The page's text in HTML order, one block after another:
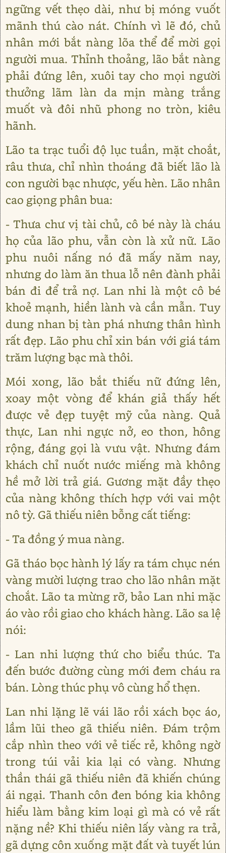
ngững vết thẹo dài, như bị móng vuốt
mãnh thú cào nát. Chính vì lẽ đó, chủ
nhân mới bắt nàng lõa thể để mời gọi
người mua. Thỉnh thoảng, lão bắt nàng
phải đứng lên, xuôi tay cho mọi người
thưởng lãm làn da mịn màng trắng
muốt và đôi nhũ phong no tròn, kiêu
hãnh.
Lão ta trạc tuổi độ lục tuần, mặt choắt,
râu thưa, chỉ nhìn thoáng đã biết lão là
con người bạc nhược, yếu hèn. Lão nhân
cao giọng phân bua:
- Thưa chư vị tài chủ, cô bé này là cháu
họ của lão phu, vẫn còn là xử nữ. Lão
phu nuôi nấng nó đã mấy năm nay,
nhưng do làm ăn thua lỗ nên đành phải
bán đi để trả nợ. Lan nhi là một cô bé
khoẻ mạnh, hiền lành và cần mẫn. Tuy
dung nhan bị tàn phá nhưng thân hình
rất đẹp. Lão phu chỉ xin bán với giá tám
trăm lượng bạc mà thôi.
Mói xong, lão bắt thiếu nữ đứng lên,
xoay một vòng để khán giả thấy hết
được vẻ đẹp tuyệt mỹ của nàng. Quả
thực, Lan nhi ngực nở, eo thon, hông
rộng, đáng gọi là vưu vật. Nhưng đám
khách chỉ nuốt nước miếng mà không
hề mở lời trả giá. Gương mặt đầy thẹo
của nàng không thích hợp với vai một
nô tỳ. Gã thiếu niên bỗng cất tiếng:
- Ta đồng ý mua nàng.
Gã tháo bọc hành lý lấy ra tám chục nén
vàng mười lượng trao cho lão nhân mặt
choắt. Lão ta mừng rỡ, bảo Lan nhi mặc
áo vào rồi giao cho khách hàng. Lão sa lệ
nói:
- Lan nhi lượng thứ cho biểu thúc. Ta
đến bước đường cùng mới đem cháu ra
bán. Lòng thúc phụ vô cùng hổ thẹn.
Lan nhi lặng lẽ vái lão rồi xách bọc áo,
lầm lũi theo gã thiếu niên. Đám trộm
cắp nhìn theo với vẻ tiếc rẻ, không ngờ
trong túi vải kia lại có vàng. Nhưng
thần thái gã thiếu niên đã khiến chúng
ái ngại. Thanh côn đen bóng kia không
hiểu làm bằng kim loại gì mà có vẻ rất
nặng nề? Khi thiếu niên lấy vàng ra trả,
gã dựng côn xuống mặt đất và tuyết lún